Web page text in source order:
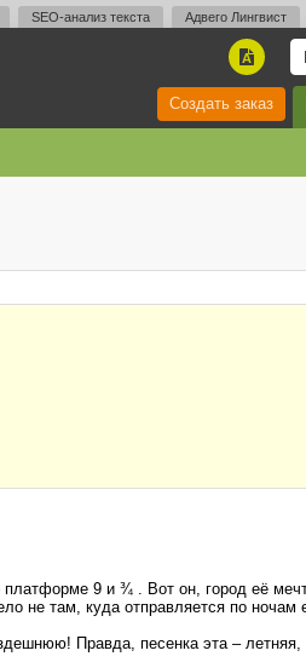
SEO-анализ текста Адвего Лингвист
A
Создать заказ
9 и ¾ . Вот он, город её
не там, куда отправляется по ночам
Правда, песенка эта –